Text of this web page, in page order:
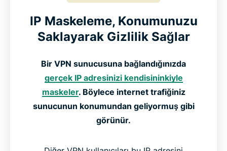
IP Maskeleme, Konumunuzu
Saklayarak Gizlilik Sağlar
Bir VPN sunucusuna bağlandığınızda
gerçek IP adresinizi kendisininkiyle
maskeler. Böylece internet trafiğiniz
sunucunun konumundan geliyormuş gibi
görünür.